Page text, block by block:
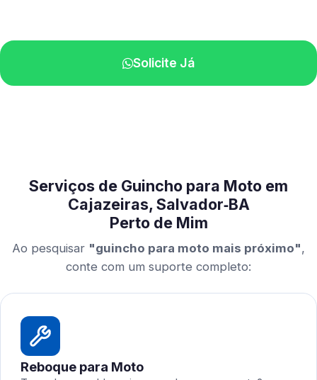
Solicite Já
Serviços de Guincho para Moto em
Cajazeiras, Salvador‑BA
Perto de Mim
Ao pesquisar "guincho para moto mais próximo",
conte com um suporte completo:
Reboque para Moto